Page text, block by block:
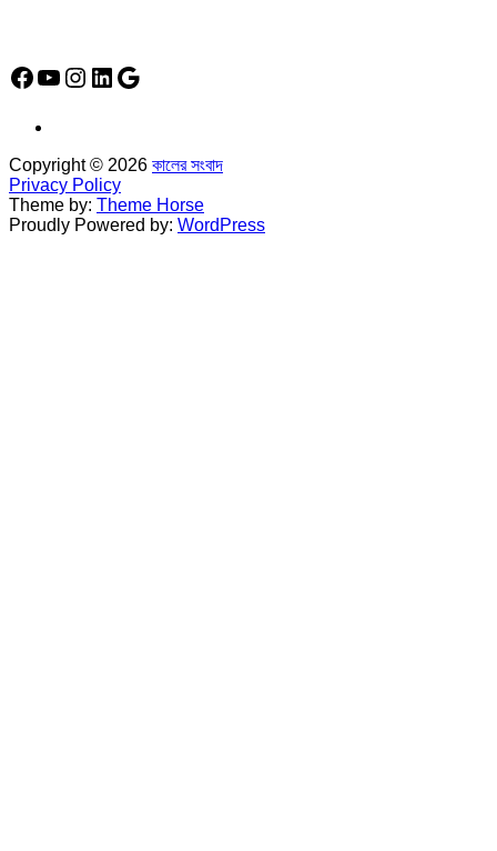
Facebook
YouTube
Instagram
LinkedIn
Google
Copyright © 2026 কালের সংবাদ
Privacy Policy
Theme by: Theme Horse
Proudly Powered by: WordPress